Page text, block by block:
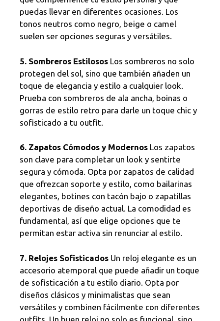
puedas llevar en diferentes ocasiones. Los
tonos neutros como negro, beige o camel
suelen ser opciones seguras y versátiles.
5. Sombreros Estilosos Los sombreros no solo
protegen del sol, sino que también añaden un
toque de elegancia y estilo a cualquier look.
Prueba con sombreros de ala ancha, boinas o
gorras de estilo retro para darle un toque chic y
sofisticado a tu outfit.
6. Zapatos Cómodos y Modernos Los zapatos
son clave para completar un look y sentirte
segura y cómoda. Opta por zapatos de calidad
que ofrezcan soporte y estilo, como bailarinas
elegantes, botines con tacón bajo o zapatillas
deportivas de diseño actual. La comodidad es
fundamental, así que elige opciones que te
permitan estar activa sin renunciar al estilo.
7. Relojes Sofisticados Un reloj elegante es un
accesorio atemporal que puede añadir un toque
de sofisticación a tu estilo diario. Opta por
diseños clásicos y minimalistas que sean
versátiles y combinen fácilmente con diferentes